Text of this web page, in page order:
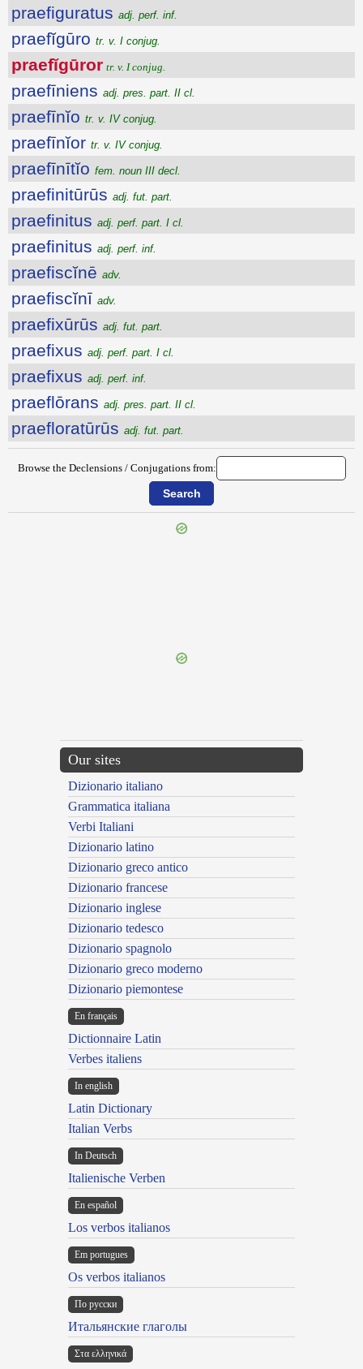
praefiguratus adj. perf. inf.
praefĭgūro tr. v. I conjug.
praefĭgūror tr. v. I conjug.
praefīniens adj. pres. part. II cl.
praefīnĭo tr. v. IV conjug.
praefīnĭor tr. v. IV conjug.
praefīnītĭo fem. noun III decl.
praefinitūrūs adj. fut. part.
praefinitus adj. perf. part. I cl.
praefinitus adj. perf. inf.
praefiscĭnē adv.
praefiscĭnī adv.
praefixūrūs adj. fut. part.
praefixus adj. perf. part. I cl.
praefixus adj. perf. inf.
praeflōrans adj. pres. part. II cl.
praefloratūrūs adj. fut. part.
Browse the Declensions / Conjugations from:
Our sites
Dizionario italiano
Grammatica italiana
Verbi Italiani
Dizionario latino
Dizionario greco antico
Dizionario francese
Dizionario inglese
Dizionario tedesco
Dizionario spagnolo
Dizionario greco moderno
Dizionario piemontese
En français
Dictionnaire Latin
Verbes italiens
In english
Latin Dictionary
Italian Verbs
In Deutsch
Italienische Verben
En español
Los verbos italianos
Em portugues
Os verbos italianos
По русски
Итальянские глаголы
Στα ελληνικά